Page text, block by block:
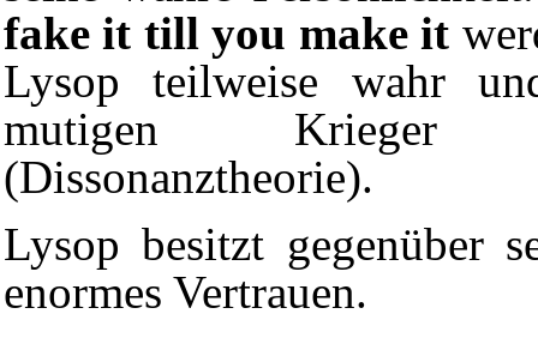
fake it till you make it
Lysop teilweise wahr
mutigen
(Dissonanztheorie).
Lysop besitzt gegenüber
enormes Vertrauen.